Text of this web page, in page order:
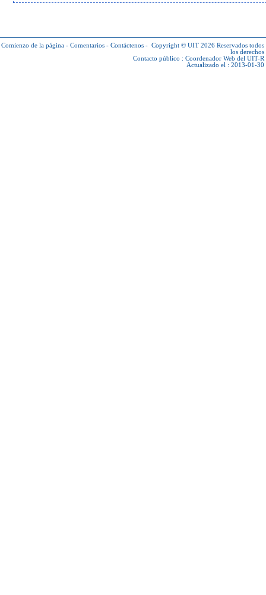
Comienzo de la página - Comentarios - Contáctenos - Copyright © UIT 2026 Reservados todos
los derechos
Contacto público : Coordenador Web del UIT-R
Actualizado el : 2013-01-30